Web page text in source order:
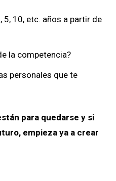
5, 10, etc. años a partir de
la competencia?
personales que te
para quedarse y si
empieza ya a crear